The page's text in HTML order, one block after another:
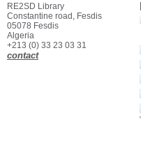
RE2SD Library
Constantine road, Fesdis
05078 Fesdis
Algeria
+213 (0) 33 23 03 31
contact